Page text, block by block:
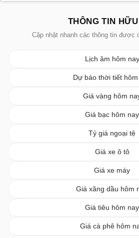
THÔNG TIN
Cập nhật nhanh các thông tin được
Lịch âm hôm nay
Dự báo thời tiết
Giá vàng hôm
Giá bạc hôm nay
Tỷ giá ngoại tệ
Giá xe ô tô
Giá xe máy
Giá xăng dầu hôm
Giá tiêu hôm nay
Giá cà phê hôm